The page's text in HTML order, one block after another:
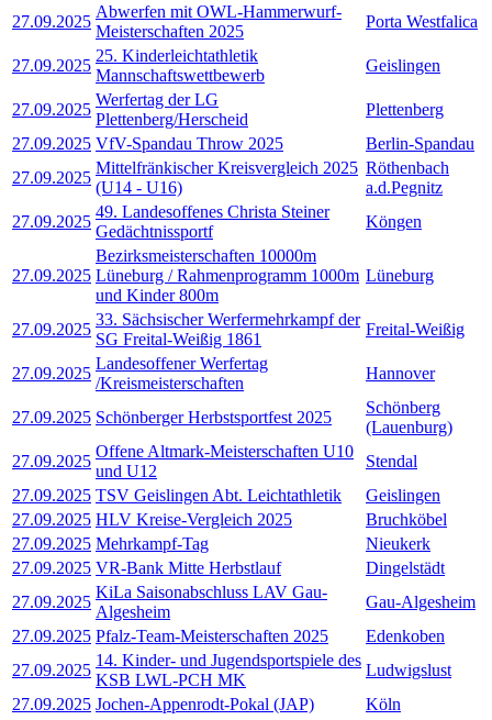
27.09.2025
Abwerfen mit OWL-Hammerwurf-
Meisterschaften 2025
Porta Westfalica
27.09.2025
25. Kinderleichtathletik
Mannschaftswettbewerb
Geislingen
27.09.2025
Werfertag der LG
Plettenberg/Herscheid
Plettenberg
27.09.2025 VfV-Spandau Throw 2025
Berlin-Spandau
27.09.2025
Mittelfränkischer Kreisvergleich 2025
(U14 - U16)
Röthenbach
a.d.Pegnitz
27.09.2025
49. Landesoffenes Christa Steiner
Gedächtnissportf
Köngen
27.09.2025
Bezirksmeisterschaften 10000m
Lüneburg / Rahmenprogramm 1000m
und Kinder 800m
Lüneburg
27.09.2025
33. Sächsischer Werfermehrkampf der
SG Freital-Weißig 1861
Freital-Weißig
27.09.2025
Landesoffener Werfertag
/Kreismeisterschaften
Hannover
27.09.2025 Schönberger Herbstsportfest 2025
Schönberg
(Lauenburg)
27.09.2025
Offene Altmark-Meisterschaften U10
und U12
Stendal
27.09.2025 TSV Geislingen Abt. Leichtathletik
Geislingen
27.09.2025 HLV Kreise-Vergleich 2025
Bruchköbel
27.09.2025 Mehrkampf-Tag
Nieukerk
27.09.2025 VR-Bank Mitte Herbstlauf
Dingelstädt
27.09.2025
KiLa Saisonabschluss LAV Gau-
Algesheim
Gau-Algesheim
27.09.2025 Pfalz-Team-Meisterschaften 2025
Edenkoben
27.09.2025
14. Kinder- und Jugendsportspiele des
KSB LWL-PCH MK
Ludwigslust
27.09.2025 Jochen-Appenrodt-Pokal (JAP)
Köln